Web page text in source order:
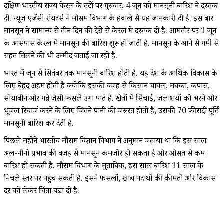
दक्षिण भारतीय राज्य केरल के तटों पर गुरुवार, 4 जून को मानसूनी बारिश ने दस्तक
दी. न्यूज एजेंसी रॉयटर्स ने मौसम विभाग के हवाले से यह जानकारी दी है. इस बार
मानसून ने सामान्य से तीन दिन की देरी से केरल में दस्तक दी है. आमतौर पर 1 जून
के आसपास केरल में मानसून की बारिश शुरू हो जाती है. मानसून के आने से गर्मी से
राहत मिलने की भी उम्मीद जताई जा रही है.
भारत में जून से सितंबर तक मानसूनी बारिश होती है. यह देश के आर्थिक विकास के
लिए बेहद अहम होती है क्योंकि इसकी वजह से किसान चावल, मक्का, कपास,
सोयाबीन और गन्ने जैसी फसलें उगा पाते हैं. खेतों में सिंचाई, जलाशयों को भरने और
भूजल रिचार्ज करने के लिए जितने पानी की जरूरत होती है, उसकी 70 फीसदी पूर्ति
मानसूनी बारिश कर देती है.
पिछले महीने भारतीय मौसम विज्ञान विभाग ने अनुमान जताया था कि इस साल
अल-नीनो प्रभाव की वजह से मानसून कमजोर हो सकता है और औसत से कम
बारिश हो सकती है. मौसम विभाग के मुताबिक, इस साल बारिश 11 साल के
निचले स्तर पर पहुंच सकती है. इसने फसलों, खाद्य पदार्थों की कीमतों और विकास
दर को लेकर चिंता बढ़ा दी है.